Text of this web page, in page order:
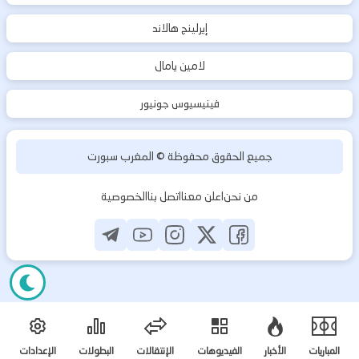
إيرلينج هالاند
لامين يامال
فينيسيوس جونيور
جميع الحقوق محفوظة ©المغرب سبورت
من نحناعلن معنااتصل بناالخصوصية
المباريات الأخبار الفيديوهات الإنتقالات البطولات الإعدادات